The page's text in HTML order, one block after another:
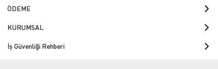
ÖDEME
KURUMSAL
İş Güvenliği Rehberi